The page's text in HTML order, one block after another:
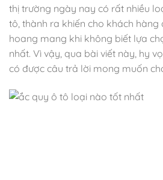
thị trường ngày nay có rất nhiều
tô, thành ra khiến cho khách hàng
hoang mang khi không biết lựa
nhất. Vì vậy, qua bài viết này, hy
có được câu trả lời mong muốn